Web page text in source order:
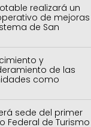
realizará un
de mejoras
de San
y
de las
como
sede del primer
Federal de Turismo